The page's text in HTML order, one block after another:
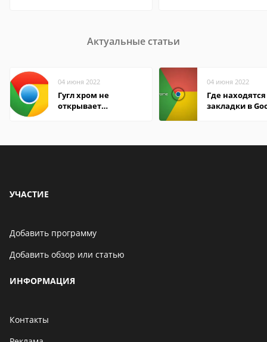
Актуальные статьи
04 июня 2022
Гугл хром не
открывает
04 июня 2022
Где находятся
закладки в
УЧАСТИЕ
Добавить программу
Добавить обзор или статью
ИНФОРМАЦИЯ
Контакты